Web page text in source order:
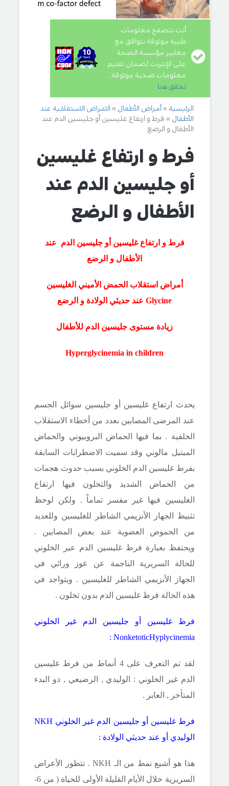
أنت تتصفح معلومات
طبية موثوقة تتوافق مع
معايير مؤسسة الصحة
على الإنترنت لضمان تقديم
معلومات صحية موثوقة,
تحقق هنا.
الرئيسية أمراض الأطفال
الامراض الاستقلابية عند
الأطفال
فرط و ارتفاع غليسين أو جليسين الدم عند
الأطفال و الرضع
فرط و ارتفاع غليسين
أو جليسين الدم عند
الأطفال و الرضع
فرط و ارتفاع غليسين أو جليسين الدم عند
الأطفال و الرضع
أمراض استقلاب الحمض الأميني الغليسين
Glycine عند حديثي الولادة و الرضع
زيادة مستوى جليسين الدم للأطفال
Hyperglycinemia in children
يحدث ارتفاع غليسين أو جليسين سوائل الجسم
عند المرضى المصابين بعدد من أخطاء الاستقلاب
الخلقية . بما فيها الحماض البروبيوني والحماض
الميتيل مالوني وقد سميت الاضطرابات السابقة
بفرط غليسين الدم الخلوني بسبب حدوث هجمات
من الحماض الشديد والتخلون فيها ارتفاع
الغليسين فيها غير مفسر تماماً . ولكن لوحظ
تثبيط الجهاز الأنزيمي الشاطر للغليسين وللعديد
من الحموض العضوية عند بعض المصابين .
ويحتفظ بعبارة فرط غليسين الدم عير الخلوني
للحالة السريرية الناجمة عن عوز وراثي في
الجهاز الأنزيمي الشاطر للغليسين . ويتواجد في
هذه الحالة فرط غليسين الدم بدون تخلون .
فرط غليسين أو جليسين الدم غير الخلوني
NonketoticHyplycinemia
:
لقد تم التعرف على 4 أنماط من فرط غليسين
الدم غير الخلوني : الوليدي , الرضيعي , ذو البدء
المتأخر , العابر .
فرط غليسين أو جليسين الدم غير الخلوني NKH
الوليدي أو عند حديثي الولادة :
هذا هو أشيع نمط من الـ NKH . تتطور الأعراض
السريرية خلال الأيام القليلة الأولى للحياة ( من 6-